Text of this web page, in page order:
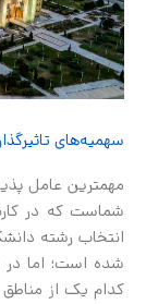
سهمیه‌های
مهمترین عامل
انتخاب رشته
شده است؛ اما در
کدام یک از مناطق